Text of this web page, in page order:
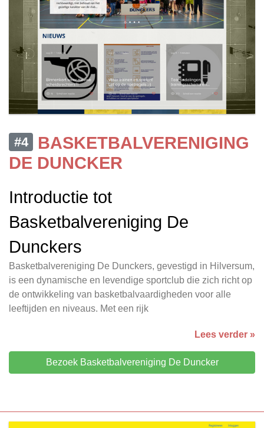
#4
BASKETBALVERENIGING
DE DUNCKER
Introductie tot
Basketbalvereniging De
Dunckers
Basketbalvereniging De Dunckers, gevestigd in Hilversum,
is een dynamische en levendige sportclub die zich richt op
de ontwikkeling van basketbalvaardigheden voor alle
leeftijden en niveaus. Met een rijk
Lees verder »
Bezoek Basketbalvereniging De Duncker